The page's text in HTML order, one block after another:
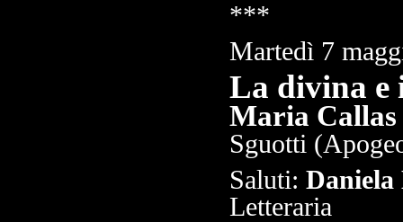
***
Martedì 7
La divina e
Maria
Sguotti
Saluti:
Letteraria